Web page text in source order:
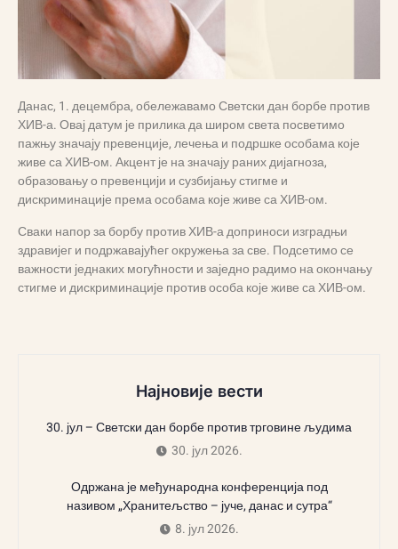
Данас, 1. децембра, обележавамо Светски дан борбе против
ХИВ-а. Овај датум је прилика да широм света посветимо
пажњу значају превенције, лечења и подршке особама које
живе са ХИВ-ом. Акцент је на значају раних дијагноза,
образовању о превенцији и сузбијању стигме и
дискриминације према особама које живе са ХИВ-ом.
Сваки напор за борбу против ХИВ-а доприноси изградњи
здравијег и подржавајућег окружења за све. Подсетимо се
важности једнаких могућности и заједно радимо на окончању
стигме и дискриминације против особа које живе са ХИВ-ом.
Најновије вести
30. јул – Светски дан борбе против трговине људима
30. јул 2026.
Одржана је међународна конференција под
називом „Хранитељство – јуче, данас и сутра“
8. јул 2026.